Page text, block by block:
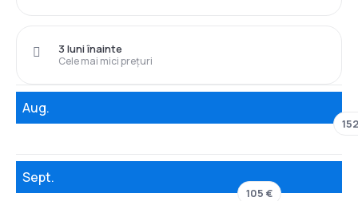
Cele mai mici prețuri
3 luni înainte
Aug.
Sept.
105 €